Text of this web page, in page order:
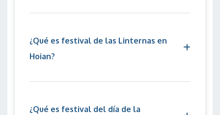
¿Qué es festival de las Linternas en
Hoian?
¿Qué es festival del día de la